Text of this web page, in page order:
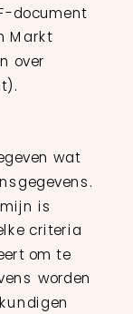
document
Markt
over
wat
is
criteria
om te
worden